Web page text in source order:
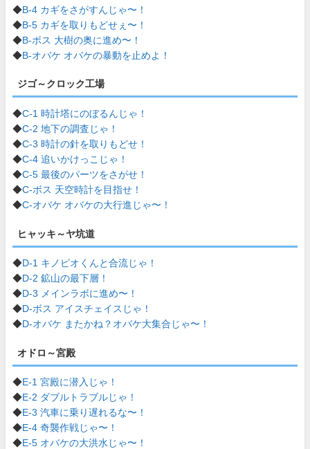
◆B-4 カギをさがすんじゃ〜！
◆B-5 カギを取りもどせぇ〜！
◆B-ボス 大樹の奥に進め〜！
◆B-オバケ オバケの暴動を止めよ！
ジゴ～クロック工場
◆C-1 時計塔にのぼるんじゃ！
◆C-2 地下の調査じゃ！
◆C-3 時計の針を取りもどせ！
◆C-4 追いかけっこじゃ！
◆C-5 最後のパーツをさがせ！
◆C-ボス 天空時計を目指せ！
◆C-オバケ オバケの大行進じゃ〜！
ヒャッキ～ヤ坑道
◆D-1 キノピオくんと合流じゃ！
◆D-2 鉱山の最下層！
◆D-3 メインラボに進め〜！
◆D-ボス アイスチェイスじゃ！
◆D-オバケ またかね？オバケ大集合じゃ〜！
オドロ～宮殿
◆E-1 宮殿に潜入じゃ！
◆E-2 ダブルトラブルじゃ！
◆E-3 汽車に乗り遅れるな〜！
◆E-4 奇襲作戦じゃ〜！
◆E-5 オバケの大洪水じゃ〜！